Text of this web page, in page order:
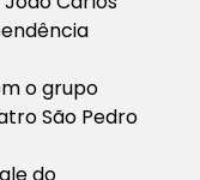
o grupo
São Pedro
do